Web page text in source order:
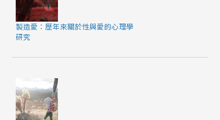
製造愛：歷年來關於性與愛的心理學
研究